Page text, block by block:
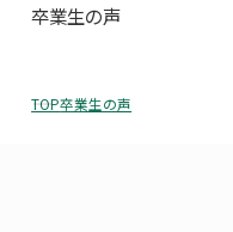
領域の紹介
卒業生の声
TOP卒業生の声